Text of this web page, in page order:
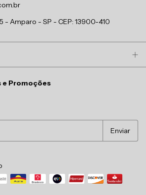
- Amparo - SP - CEP: 13900-410
e Promoções